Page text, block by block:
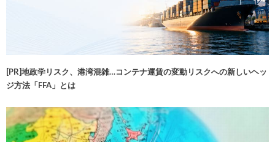
[PR]地政学リスク、港湾混雑…コンテナ運賃の変動リスクへの新しいヘッ
ジ方法「FFA」とは